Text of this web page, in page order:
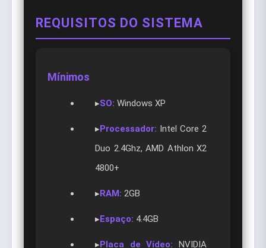
REQUISITOS DO SISTEMA
Mínimos
▸SO: Windows XP
▸Processador: Intel Core 2
Duo 2.4Ghz, AMD Athlon X2
4800+
▸RAM: 2GB
▸Espaço: 4.4GB
▸Placa de Vídeo: NVIDIA